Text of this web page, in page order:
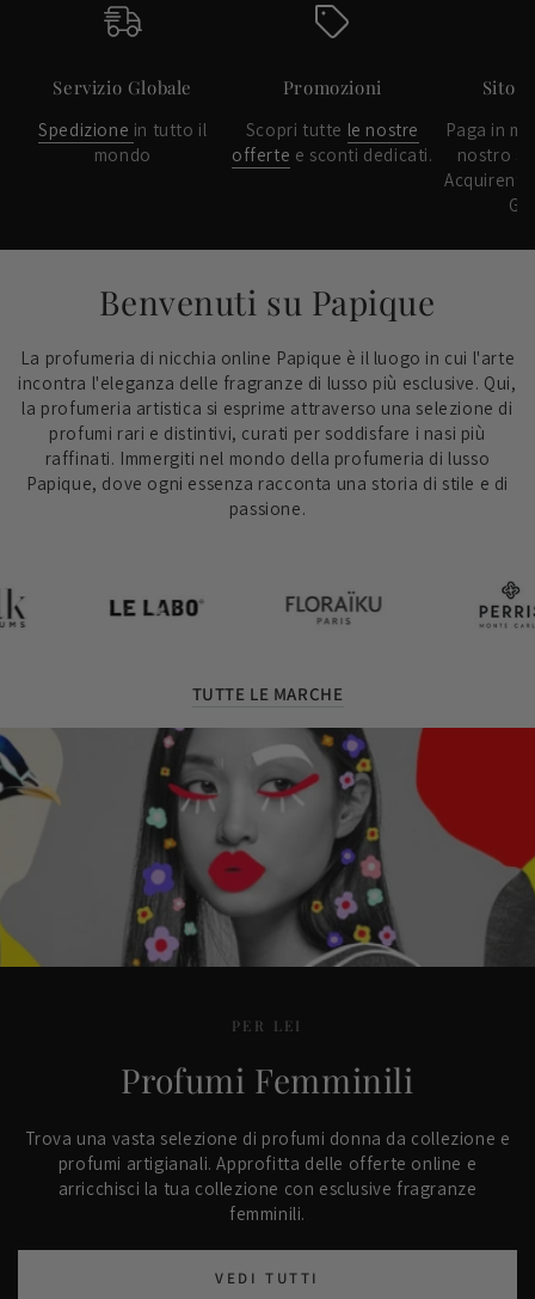
Servizio Globale
Spedizione in tutto il
mondo
Promozioni
Scopri tutte le nostre
offerte e sconti dedicati.
Sito
Paga in
nostro
Acquirenti
Benvenuti su Papique
La profumeria di nicchia online Papique è il luogo in cui l'arte
incontra l'eleganza delle fragranze di lusso più esclusive. Qui,
la profumeria artistica si esprime attraverso una selezione di
profumi rari e distintivi, curati per soddisfare i nasi più
raffinati. Immergiti nel mondo della profumeria di lusso
Papique, dove ogni essenza racconta una storia di stile e di
passione.
TUTTE LE MARCHE
PER LEI
Profumi Femminili
Trova una vasta selezione di profumi donna da collezione e
profumi artigianali. Approfitta delle offerte online e
arricchisci la tua collezione con esclusive fragranze
femminili.
VEDI TUTTI